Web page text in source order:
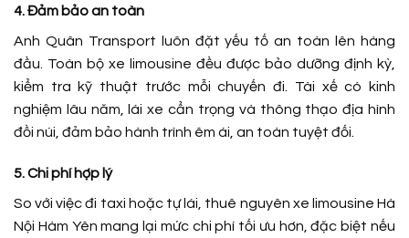
4. Đảm bảo an toàn
Anh Quân Transport luôn đặt yếu tố an toàn lên hàng
đầu. Toàn bộ xe limousine đều được bảo dưỡng định kỳ,
kiểm tra kỹ thuật trước mỗi chuyến đi. Tài xế có kinh
nghiệm lâu năm, lái xe cẩn trọng và thông thạo địa hình
đồi núi, đảm bảo hành trình êm ái, an toàn tuyệt đối.
5. Chi phí hợp lý
So với việc đi taxi hoặc tự lái, thuê nguyên xe limousine Hà
Nội Hàm Yên mang lại mức chi phí tối ưu hơn, đặc biệt nếu